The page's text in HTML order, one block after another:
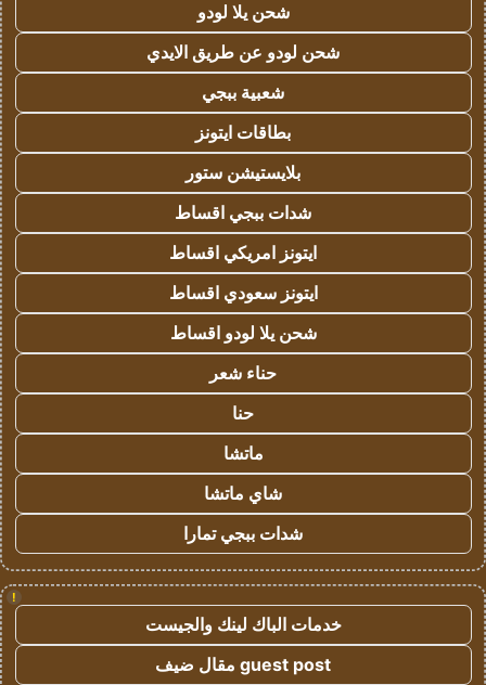
شحن يلا لودو
شحن لودو عن طريق الايدي
شعبية ببجي
بطاقات ايتونز
بلايستيشن ستور
شدات ببجي اقساط
ايتونز امريكي اقساط
ايتونز سعودي اقساط
شحن يلا لودو اقساط
حناء شعر
حنا
ماتشا
شاي ماتشا
شدات ببجي تمارا
!
خدمات الباك لينك والجيست
guest post مقال ضيف